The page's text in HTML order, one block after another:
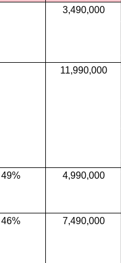
3,490,000
11,990,000
49% 4,990,000
46% 7,490,000